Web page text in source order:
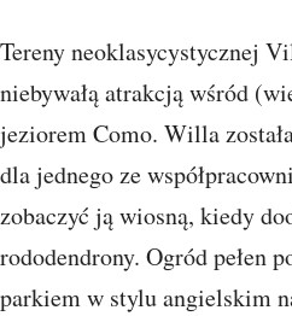
Tereny neoklasycystycznej
niebywałą atrakcją wśród
jeziorem Como. Willa
dla jednego ze
zobaczyć ją wiosną, kiedy
rododendrony. Ogród pełen
parkiem w stylu angielskim